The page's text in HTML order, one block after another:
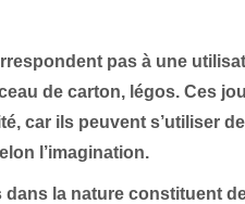
pas à une
de carton, légos. Ces
car ils peuvent s’utiliser
l’imagination.
dans la nature constituent